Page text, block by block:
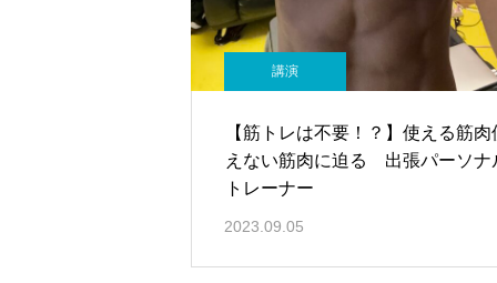
講演
【筋トレは不要！？】使える筋肉
えない筋肉に迫る 出張パーソナ
トレーナー
2023.09.05